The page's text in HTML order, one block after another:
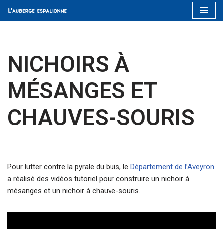
NICHOIRS À
MÉSANGES ET
CHAUVES-SOURIS
Pour lutter contre la pyrale du buis, le Département de l’Aveyron
a réalisé des vidéos tutoriel pour construire un nichoir à
mésanges et un nichoir à chauve-souris.